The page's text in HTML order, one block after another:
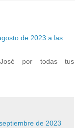
de 2023 a las
por todas tus
de 2023